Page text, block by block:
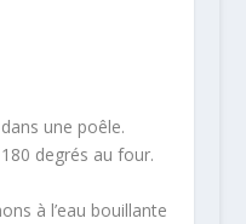
une poêle.
degrés au four.
à l’eau bouillante